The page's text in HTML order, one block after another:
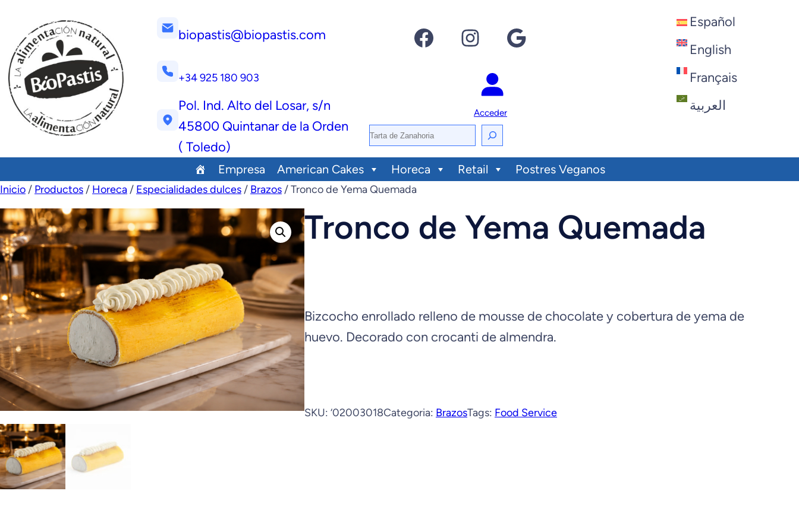
biopastis@biopastis.com
+34 925 180 903
Pol. Ind. Alto del Losar, s/n
45800 Quintanar de la Orden
( Toledo)
Facebook Instagram Google
Acceder
B
u
s
c
r
Español
English
Français
العربية
Empresa American Cakes Horeca Retail Postres Veganos
Inicio / Productos / Horeca / Especialidades dulces / Brazos / Tronco de Yema Quemada
Tronco de Yema Quemada
Bizcocho enrollado relleno de mousse de chocolate y cobertura de yema de
huevo. Decorado con crocanti de almendra.
SKU: ‘02003018Categoria: BrazosTags: Food Service